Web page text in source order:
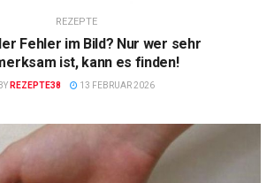
REZEPTE
Fehler im Bild? Nur wer sehr
ist, kann es finden!
BY REZEPTE38 13 FEBRUAR 2026